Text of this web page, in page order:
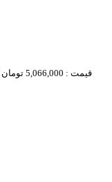
قیمت : 5,066,000 تومان